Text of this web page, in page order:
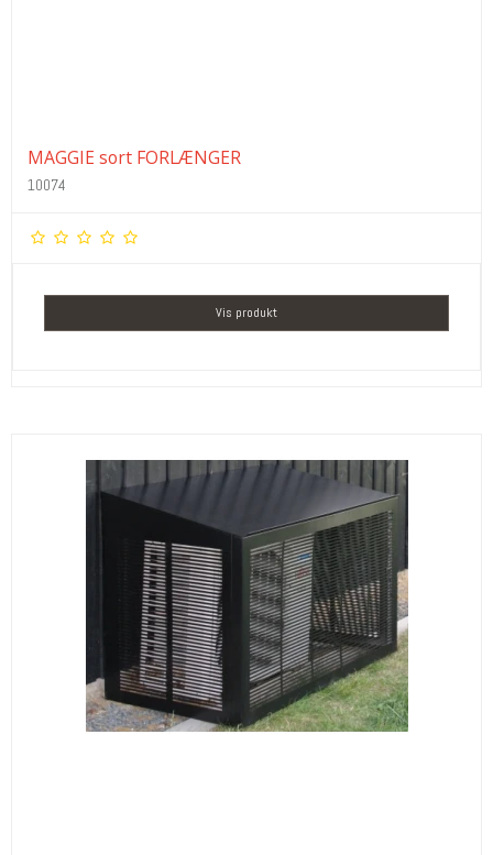
MAGGIE sort FORLÆNGER
10074
Vis produkt